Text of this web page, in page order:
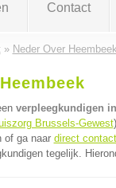
Contact
» Neder Over Heembeek
verpleegkundigen
Brussels-Gewest
of ga naar direct
tegelijk.